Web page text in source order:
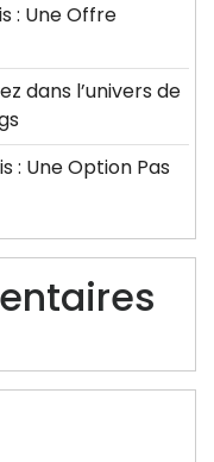
: Une Offre
dans l’univers de
: Une Option Pas